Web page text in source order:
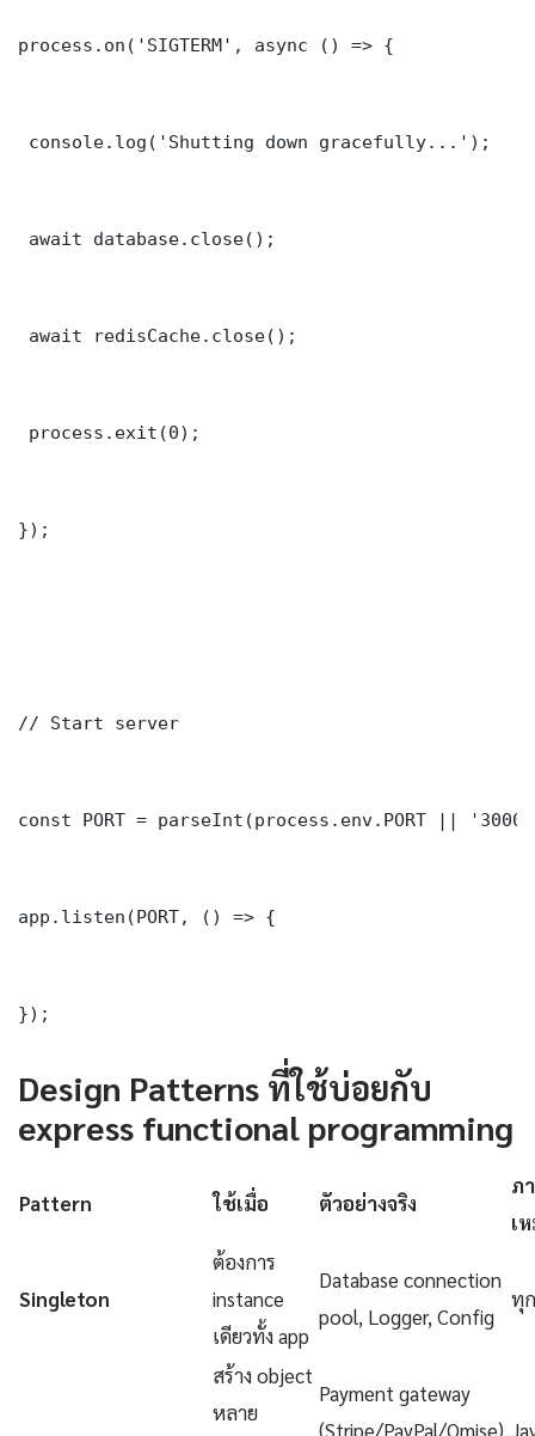
process.on('SIGTERM', async () => {
console.log('Shutting down gracefully...');
await database.close();
await redisCache.close();
process.exit(0);
});
// Start server
const PORT = parseInt(process.env.PORT ||
app.listen(PORT, () => {
});
Design Patterns ที่ใช้บ่อยกับ
express functional programming
Pattern ใช้เมื่อ ตัวอย่างจริง
ภ
เ
Singleton
ต้องการ
instance
เดียวทั้ง app
Database connection
pool, Logger, Config
ทุ
สร้าง object
หลาย
Payment gateway
(Stripe/PayPal/Omise),